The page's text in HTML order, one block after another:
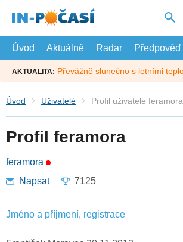
hlavní
Úvod
Aktuálně Radar Předpověď
AKTUALITA: Převážně slunečno s letními
Úvod Uživatelé Profil uživatele feramora
Profil feramora
feramora
Napsat
7125
Jméno a příjmení, registrace